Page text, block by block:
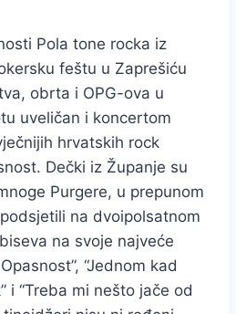
Pola tone rocka iz
feštu u Zaprešiću
obrta i OPG-ova u
uveličan i koncertom
hrvatskih rock
Dečki iz Županje su
Purgere, u prepunom
na dvoipolsatnom
na svoje najveće
“Jednom kad
i “Treba mi nešto jače od